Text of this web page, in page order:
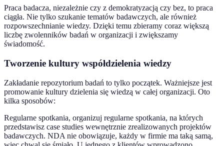
Praca badacza, niezależnie czy z demokratyzacją czy bez, to praca
ciągła. Nie tylko szukanie tematów badawczych, ale również
rozpowszechnianie wiedzy. Dzięki temu zbieramy coraz większą
liczbę zwolenników badań w organizacji i zwiększamy
świadomość.
Tworzenie kultury współdzielenia wiedzy
Zakładanie repozytorium badań to tylko początek. Ważniejsze jest
promowanie kultury dzielenia się wiedzą w całej organizacji. Oto
kilka sposobów:
Regularne spotkania, organizuj regularne spotkania, na których
przedstawisz case studies wewnętrznie zrealizowanych projektów
badawczych. NDA nie obowiązuje, każdy w firmie ma taką samą,